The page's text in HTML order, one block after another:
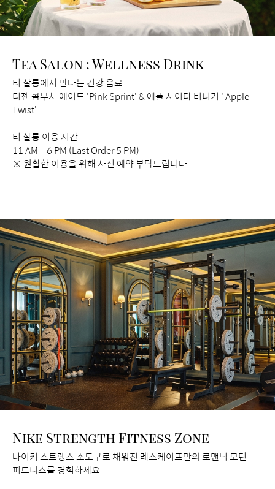
Tea Salon : Wellness Drink
티 살롱에서 만나는 건강 음료
티젠 콤부차 에이드 'Pink Sprint' & 애플 사이다 비니거 ' Apple
Twist'
티 살롱 이용 시간
11 AM – 6 PM (Last Order 5 PM)
※ 원활한 이용을 위해 사전 예약 부탁드립니다.
Nike Strength Fitness Zone
나이키 스트렝스 소도구로 채워진 레스케이프만의 로맨틱 모던
피트니스를 경험하세요